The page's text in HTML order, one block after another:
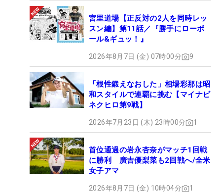
宮里道場【正反対の2人を同時レッ
スン編】第11話／『勝手にローボ
ール&ギュッ！』
2026年8月7日 (金) 07時00分 9
「根性鍛えなおした」相場彩那は昭
和スタイルで連覇に挑む【マイナビ
ネクヒロ第9戦】
2026年7月23日 (木) 23時00分 1
首位通過の岩永杏奈がマッチ1回戦
に勝利 廣吉優梨菜も2回戦へ/全米
女子アマ
2026年8月7日 (金) 10時04分 1